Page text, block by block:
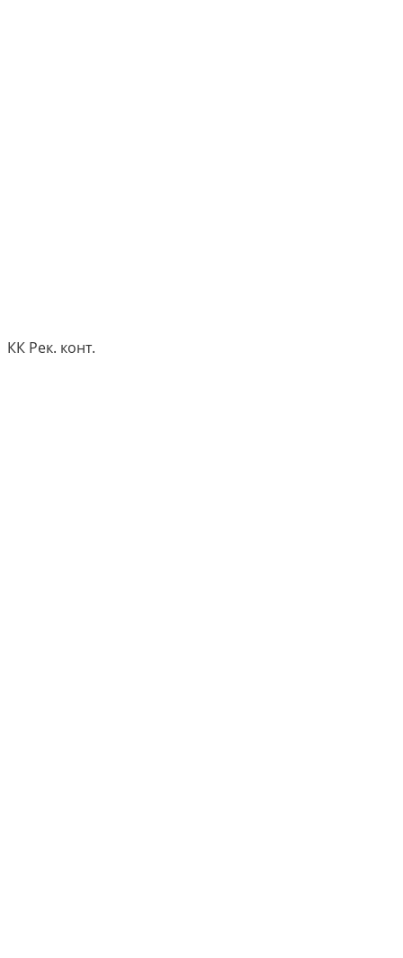
КК Рек. конт.